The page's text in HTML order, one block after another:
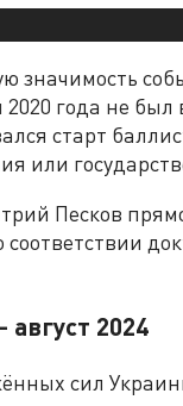
значимость
года не
старт
или
Песков
соответствии
2024
сил